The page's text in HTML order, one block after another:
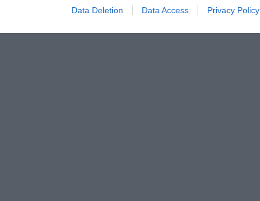
Data Deletion Data Access Privacy Policy